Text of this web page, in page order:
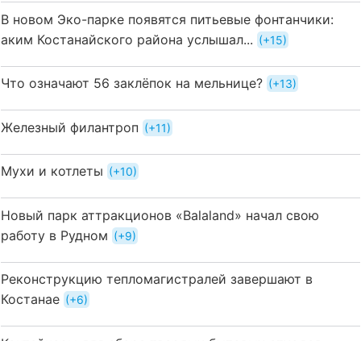
В новом Эко-парке появятся питьевые фонтанчики:
аким Костанайского района услышал...
+15
Что означают 56 заклёпок на мельнице? +13
Железный филантроп +11
Мухи и котлеты +10
Новый парк аттракционов «Balaland» начал свою
работу в Рудном
+9
Реконструкцию тепломагистралей завершают в
Костанае
+6